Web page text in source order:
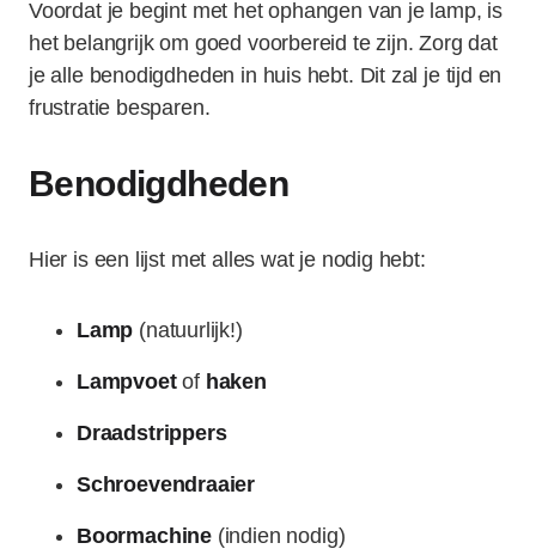
Voordat je begint met het ophangen van je lamp, is
het belangrijk om goed voorbereid te zijn. Zorg dat
je alle benodigdheden in huis hebt. Dit zal je tijd en
frustratie besparen.
Benodigdheden
Hier is een lijst met alles wat je nodig hebt:
Lamp (natuurlijk!)
Lampvoetof haken
Draadstrippers
Schroevendraaier
Boormachine (indien nodig)